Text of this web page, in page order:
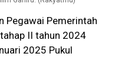
Pegawai Pemerintah
II tahun 2024
2025 Pukul